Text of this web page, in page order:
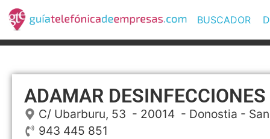
BUSCADOR
ADAMAR DESINFECCIONES
C/ Ubarburu, 53 - 20014 - Donostia -
943 445 851